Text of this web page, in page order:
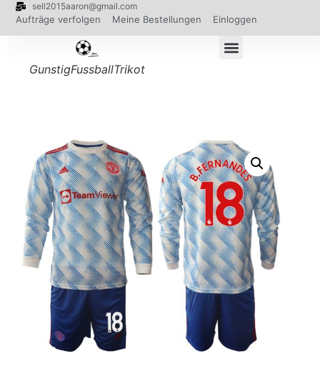
sell2015aaron@gmail.com
Aufträge verfolgen Meine Bestellungen Einloggen
GunstigFussballTrikot